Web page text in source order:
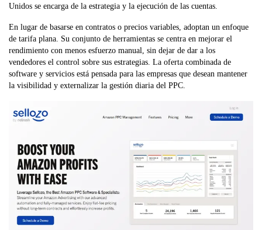
Unidos se encarga de la estrategia y la ejecución de las cuentas.
En lugar de basarse en contratos o precios variables, adoptan un enfoque
de tarifa plana. Su conjunto de herramientas se centra en mejorar el
rendimiento con menos esfuerzo manual, sin dejar de dar a los
vendedores el control sobre sus estrategias. La oferta combinada de
software y servicios está pensada para las empresas que desean mantener
la visibilidad y externalizar la gestión diaria del PPC.